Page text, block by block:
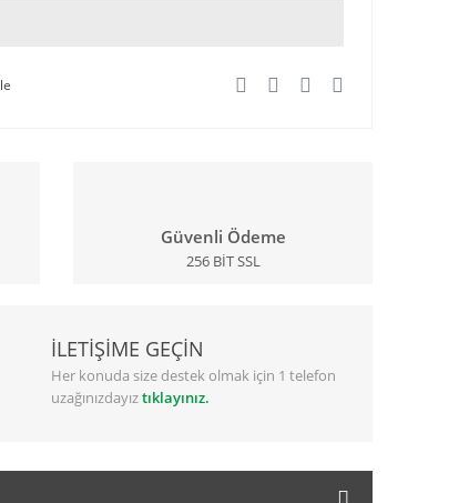
Güvenli Ödeme
256 BİT SSL
İLETİŞİME GEÇİN
Her konuda size destek olmak için 1 telefon
uzağınızdayıztıklayınız.